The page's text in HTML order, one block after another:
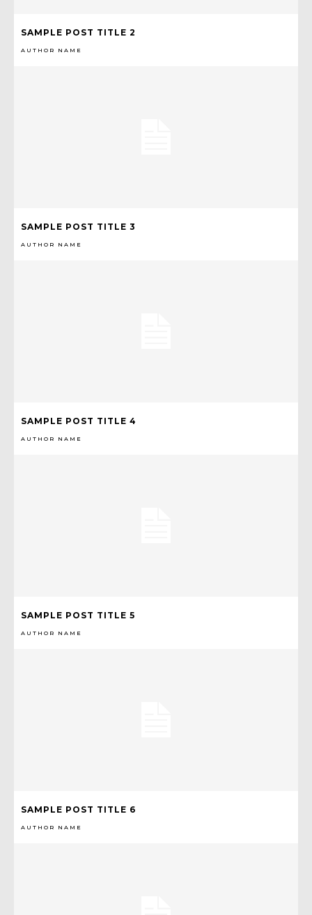
SAMPLE POST TITLE 2
AUTHOR NAME
SAMPLE POST TITLE 3
AUTHOR NAME
SAMPLE POST TITLE 4
AUTHOR NAME
SAMPLE POST TITLE 5
AUTHOR NAME
SAMPLE POST TITLE 6
AUTHOR NAME